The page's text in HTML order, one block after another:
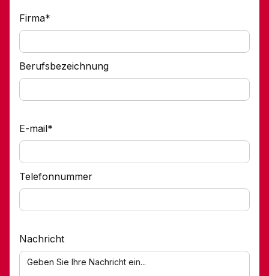
Firma*
Berufsbezeichnung
E-mail*
Telefonnummer
Nachricht